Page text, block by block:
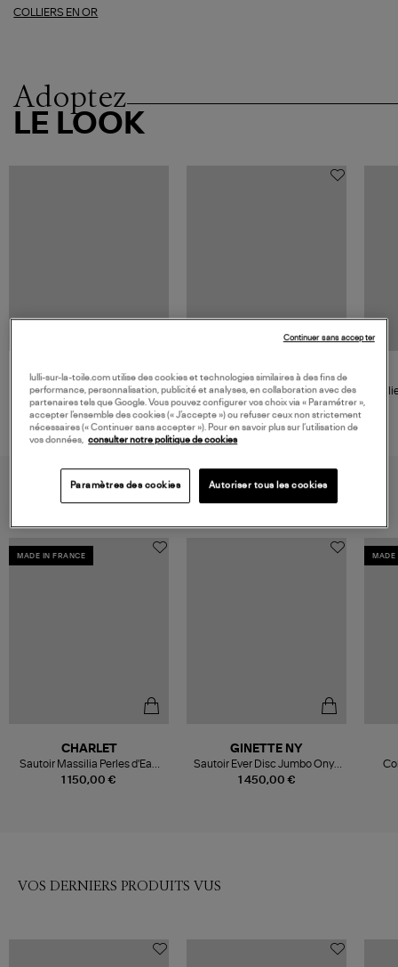
COLLIERS EN OR
Adoptez
LE LOOK
245,00 €
GIGI CLOZEAU
Bracelet Perles Resine 17cm Or
VOUS AIMEREZ AUSSI
MADE IN FRANCE
1 150,00 €
CHARLET
Sautoir Massilia Perles d'Eau
Douce Or Jaune
1 450,00 €
GINETTE NY
Sautoir Ever Disc Jumbo Onyx
Or Rose
MADE
VOS DERNIERS PRODUITS VUS
lulli-sur-la-toile.com utilise des cookies et technologies similaires à des fins de
performance, personnalisation, publicité et analyses, en collaboration avec des
partenaires tels que Google. Vous pouvez configurer vos choix via « Paramétrer »,
accepter l’ensemble des cookies (« J’accepte ») ou refuser ceux non strictement
nécessaires (« Continuer sans accepter »). Pour en savoir plus sur l’utilisation de
vos données,
consulter notre politique de cookies
Paramètres des cookies Autoriser tous les cookies
Continuer sans accepter